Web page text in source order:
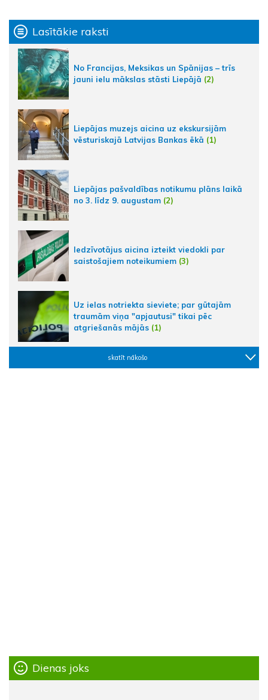
Lasītākie raksti
No Francijas, Meksikas un Spānijas – trīs
jauni ielu mākslas stāsti Liepājā (2)
Liepājas muzejs aicina uz ekskursijām
vēsturiskajā Latvijas Bankas ēkā (1)
Liepājas pašvaldības notikumu plāns laikā
no 3. līdz 9. augustam (2)
Iedzīvotājus aicina izteikt viedokli par
saistošajiem noteikumiem (3)
Uz ielas notriekta sieviete; par gūtajām
traumām viņa "apjautusi" tikai pēc
atgriešanās mājās (1)
skatīt nākošo
Dienas joks